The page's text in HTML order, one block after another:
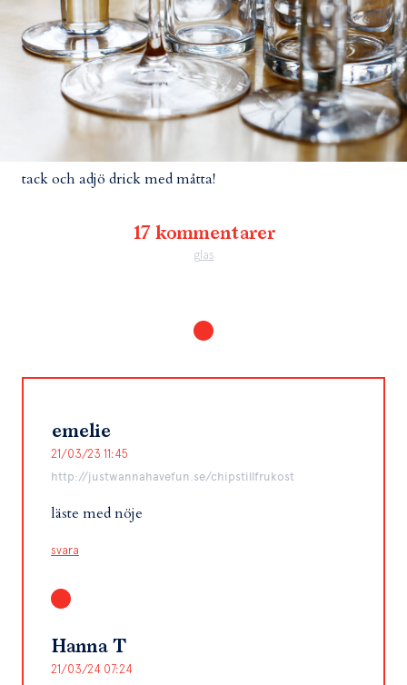
tack och adjö drick med måtta!
17 kommentarer
glas
emelie
21/03/23 11:45
http://justwannahavefun.se/chipstillfrukost
läste med nöje
svara
Hanna T
21/03/24 07:24